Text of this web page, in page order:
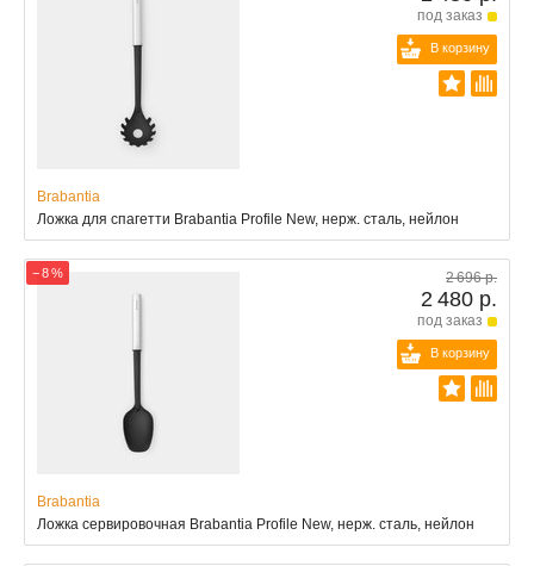
под заказ
В корзину
Brabantia
Ложка для спагетти Brabantia Profile New, нерж. сталь, нейлон
− 8 % 2 696 р.
2 480 р.
под заказ
В корзину
Brabantia
Ложка сервировочная Brabantia Profile New, нерж. сталь, нейлон